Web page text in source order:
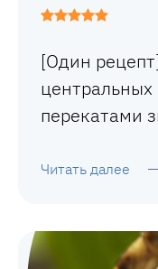
[Один
центральных
перекатами
Читать далее